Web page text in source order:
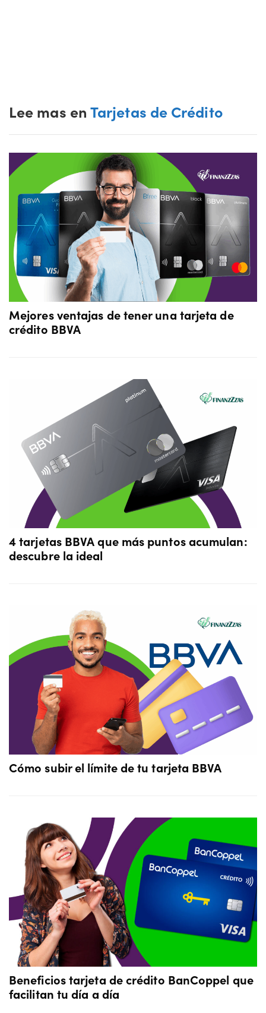
Lee mas en Tarjetas de Crédito
Mejores ventajas de tener una tarjeta de
crédito BBVA
4 tarjetas BBVA que más puntos acumulan:
descubre la ideal
Cómo subir el límite de tu tarjeta BBVA
Beneficios tarjeta de crédito BanCoppel que
facilitan tu día a día